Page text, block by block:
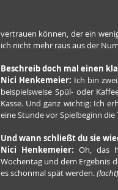
vertrauen können, der ein
ich nicht mehr raus aus der
Beschreib doch mal einen
Nici Henkemeier: Ich bin
beispielsweise Spül- oder
Kasse. Und ganz wichtig: Ich
eine Stunde vor Spielbeginn die
Und wann schließt du sie
Nici Henkemeier: Oh, das
Wochentag und dem Ergebnis
es schonmal spät werden. (lacht)